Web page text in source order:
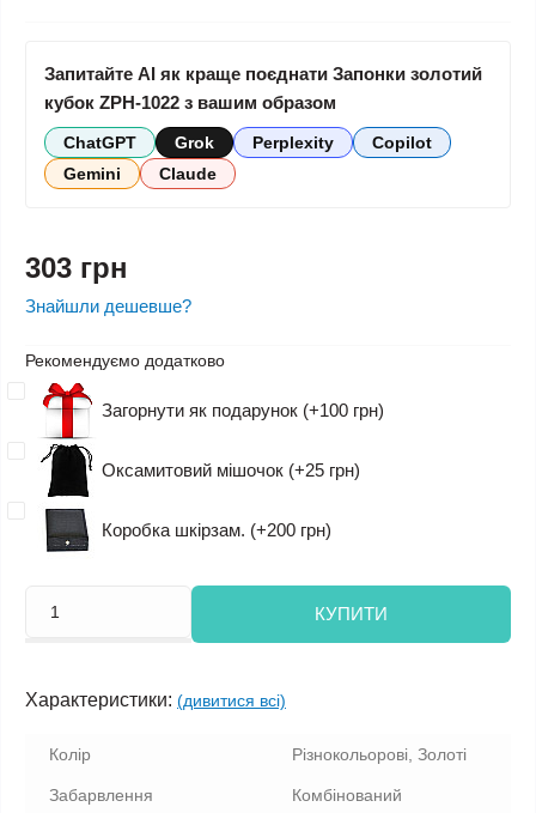
Запитайте AI як краще поєднати Запонки золотий
кубок ZPH-1022 з вашим образом
ChatGPT Grok Perplexity
Copilot
Gemini
Claude
303 грн
Знайшли дешевше?
Рекомендуємо додатково
Загорнути як подарунок (+100 грн)
Оксамитовий мішочок (+25 грн)
Коробка шкірзам. (+200 грн)
КУПИТИ
Характеристики: (дивитися всі)
Колір Різнокольорові, Золоті
Забарвлення Комбінований